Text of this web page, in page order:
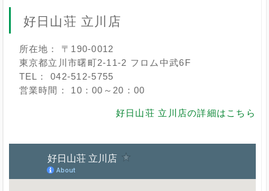
好日山荘 立川店
所在地： 〒190-0012
東京都立川市曙町2-11-2 フロム中武6F
TEL： 042-512-5755
営業時間： 10：00～20：00
好日山荘 立川店の詳細はこちら